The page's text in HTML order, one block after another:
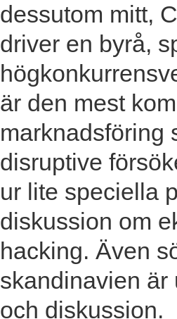
dessutom mitt,
driver en byrå,
är den mest
marknadsföring
disruptive
ur lite speciella
diskussion om
hacking. Även
skandinavien är
och diskussion.